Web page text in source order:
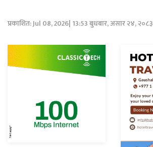
प्रकाशित: Jul 08, 2026| 13:53 बुधबार, असार २४, २०८३